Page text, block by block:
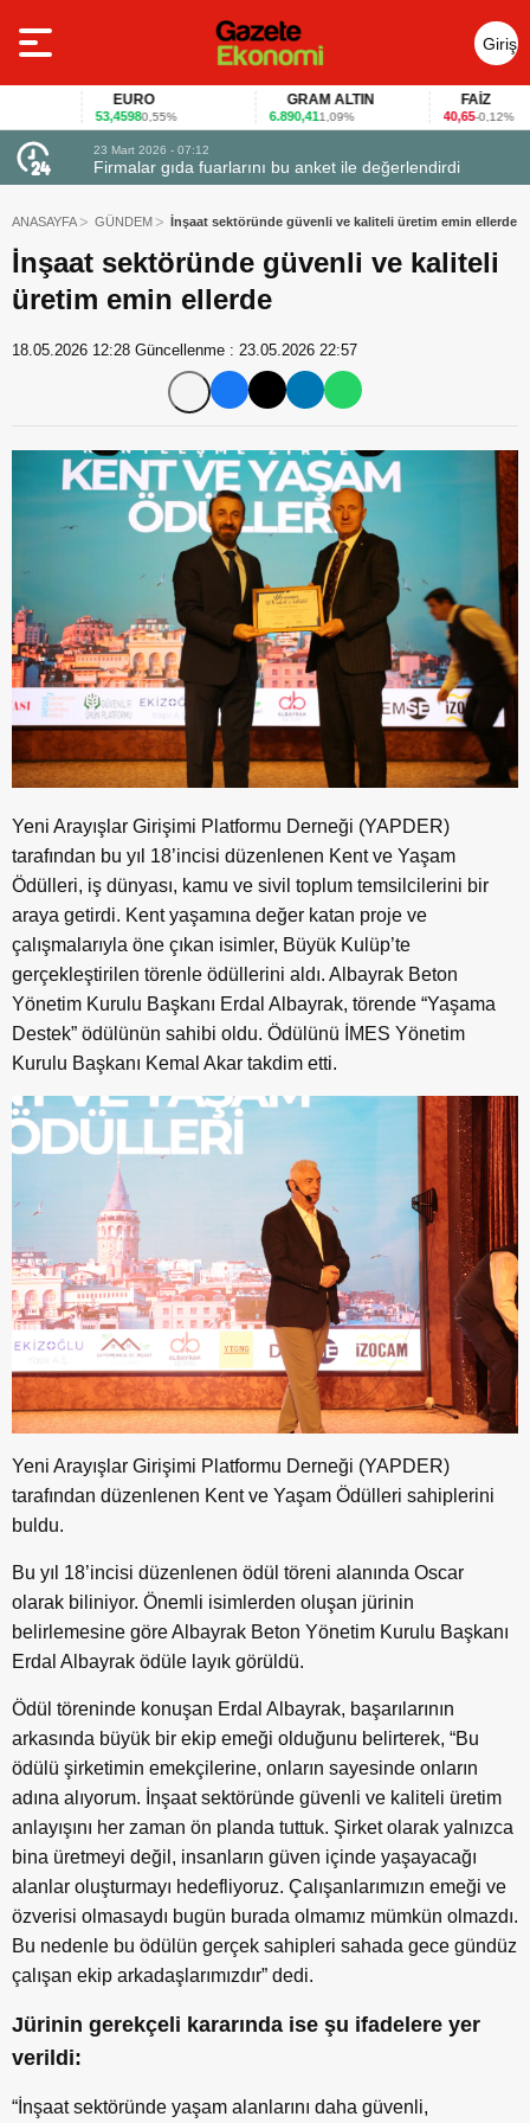
Giriş
Yap
53,45980,55%
GRAM ALTIN
6.890,411,09% -0,12%
23 Mart 2026 - 07:12
Firmalar gıda fuarlarını bu anket ile değerlendirdi
ANASAYFA GÜNDEM İnşaat sektöründe güvenli ve kaliteli üretim emin ellerde
İnşaat sektöründe güvenli ve kaliteli
üretim emin ellerde
18.05.2026 12:28 Güncellenme : 23.05.2026 22:57
Yeni Arayışlar Girişimi Platformu Derneği (YAPDER)
tarafından bu yıl 18’incisi düzenlenen Kent ve Yaşam
Ödülleri, iş dünyası, kamu ve sivil toplum temsilcilerini bir
araya getirdi. Kent yaşamına değer katan proje ve
çalışmalarıyla öne çıkan isimler, Büyük Kulüp’te
gerçekleştirilen törenle ödüllerini aldı. Albayrak Beton
Yönetim Kurulu Başkanı Erdal Albayrak, törende “Yaşama
Destek” ödülünün sahibi oldu. Ödülünü İMES Yönetim
Kurulu Başkanı Kemal Akar takdim etti.
Yeni Arayışlar Girişimi Platformu Derneği (YAPDER)
tarafından düzenlenen Kent ve Yaşam Ödülleri sahiplerini
buldu.
Bu yıl 18’incisi düzenlenen ödül töreni alanında Oscar
olarak biliniyor. Önemli isimlerden oluşan jürinin
belirlemesine göre Albayrak Beton Yönetim Kurulu Başkanı
Erdal Albayrak ödüle layık görüldü.
Ödül töreninde konuşan Erdal Albayrak, başarılarının
arkasında büyük bir ekip emeği olduğunu belirterek, “Bu
ödülü şirketimin emekçilerine, onların sayesinde onların
adına alıyorum. İnşaat sektöründe güvenli ve kaliteli üretim
anlayışını her zaman ön planda tuttuk. Şirket olarak yalnızca
bina üretmeyi değil, insanların güven içinde yaşayacağı
alanlar oluşturmayı hedefliyoruz. Çalışanlarımızın emeği ve
özverisi olmasaydı bugün burada olmamız mümkün olmazdı.
Bu nedenle bu ödülün gerçek sahipleri sahada gece gündüz
çalışan ekip arkadaşlarımızdır” dedi.
Jürinin gerekçeli kararında ise şu ifadelere yer
verildi:
“İnşaat sektöründe yaşam alanlarını daha güvenli,